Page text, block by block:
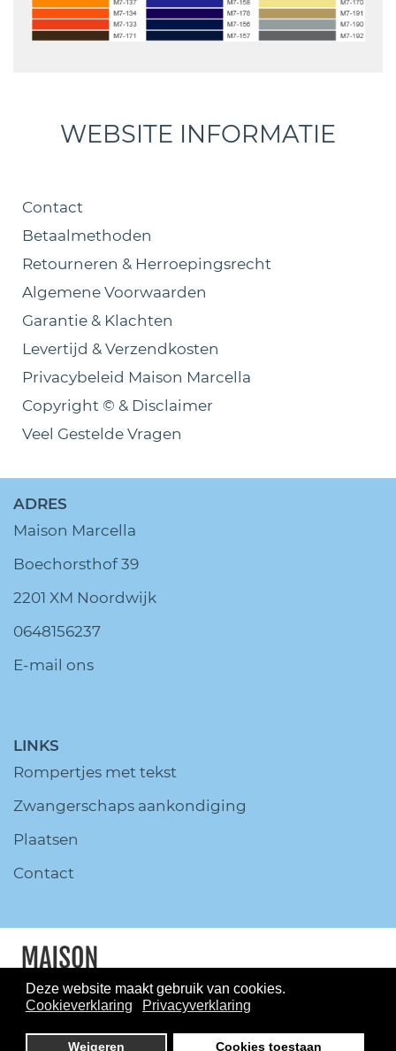
Deze website maakt gebruik van cookies.
Cookieverklaring
Privacyverklaring
Weigeren Cookies toestaan
WEBSITE INFORMATIE
Contact
Betaalmethoden
Retourneren & Herroepingsrecht
Algemene Voorwaarden
Garantie & Klachten
Levertijd & Verzendkosten
Privacybeleid Maison Marcella
Copyright © & Disclaimer
Veel Gestelde Vragen
ADRES
Maison Marcella
Boechorsthof 39
2201 XM Noordwijk
0648156237
E-mail ons
LINKS
Rompertjes met tekst
Zwangerschaps aankondiging
Plaatsen
Contact
© MaisonMarcella.nl All Rights
Reserved.
Disclaimer
Privacy